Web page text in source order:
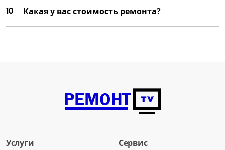
10 Какая у вас стоимость ремонта?
Услуги
Сервис